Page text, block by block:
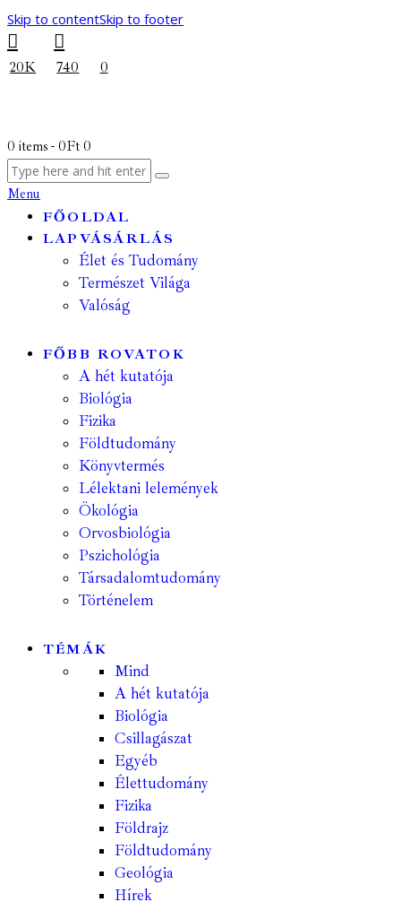
Skip to contentSkip to footer
20K 740 0
0 items - 0Ft 0
Menu
FŐOLDAL
LAPVÁSÁRLÁS
Élet és Tudomány
Természet Világa
Valóság
FŐBB ROVATOK
A hét kutatója
Biológia
Fizika
Földtudomány
Könyvtermés
Lélektani lelemények
Ökológia
Orvosbiológia
Pszichológia
Társadalomtudomány
Történelem
TÉMÁK
Mind
A hét kutatója
Biológia
Csillagászat
Egyéb
Élettudomány
Fizika
Földrajz
Földtudomány
Geológia
Hírek